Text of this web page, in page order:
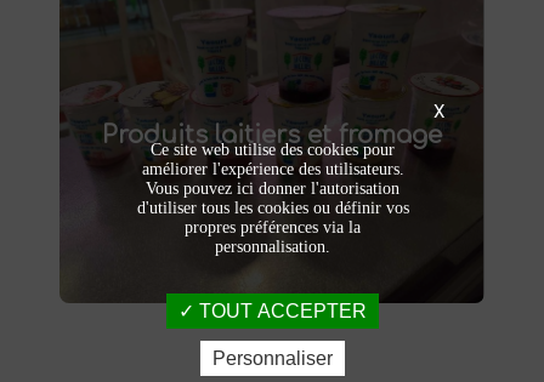
Produits laitiers et fromage
Produits laitiers et fromage
Dégustez nos
produits laitiers et fromages à
Saint-Saulve
. Yaourts crémeux, fromages
affinés et autres délices laitiers vous
attendent dans notre ferme. Livraison et
vente directe à la ferme pour une fraîcheur
garantie.
X
Ce site web utilise des cookies pour
améliorer l'expérience des utilisateurs.
Vous pouvez ici donner l'autorisation
d'utiliser tous les cookies ou définir vos
propres préférences via la
personnalisation.
TOUT ACCEPTER
Personnaliser